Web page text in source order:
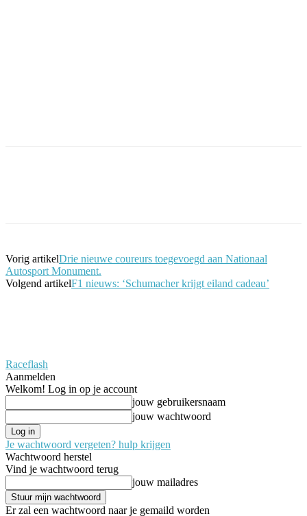
Vorig artikelDrie nieuwe coureurs toegevoegd aan Nationaal
Autosport Monument.
Volgend artikelF1 nieuws: ‘Schumacher krijgt eiland cadeau’
Raceflash
Aanmelden
Welkom! Log in op je account
jouw gebruikersnaam
jouw wachtwoord
Je wachtwoord vergeten? hulp krijgen
Wachtwoord herstel
Vind je wachtwoord terug
jouw mailadres
Er zal een wachtwoord naar je gemaild worden